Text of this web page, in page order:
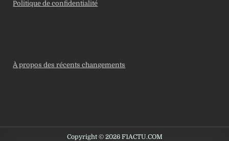
Politique de confidentialité
À propos des récents changements
Copyright © 2026 F1ACTU.COM